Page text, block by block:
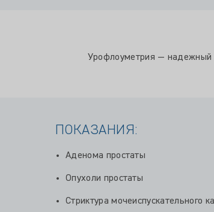
Урофлоуметрия — надежный
ПОКАЗАНИЯ:
Аденома простаты
Опухоли простаты
Стриктура мочеиспускательного